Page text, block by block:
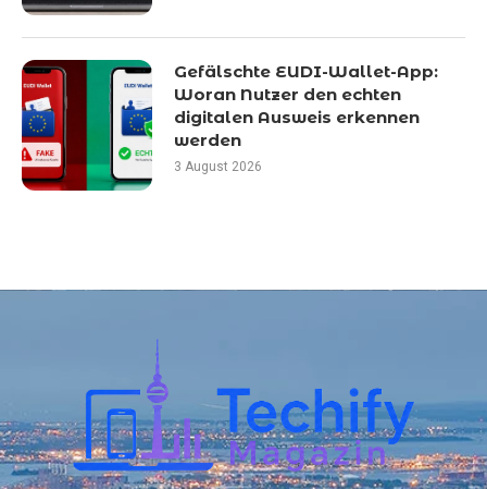
Gefälschte EUDI-Wallet-App:
Woran Nutzer den echten
digitalen Ausweis erkennen
werden
3 August 2026